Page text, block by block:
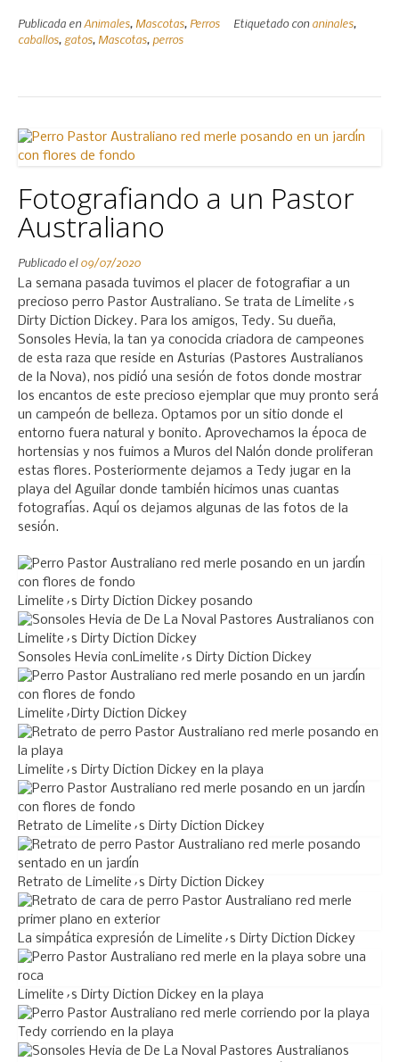
Publicada en Animales, Mascotas, Perros Etiquetado con aninales,
caballos, gatos, Mascotas, perros
Fotografiando a un Pastor
Australiano
Publicado el09/07/2020
La semana pasada tuvimos el placer de fotografiar a un
precioso perro Pastor Australiano. Se trata de Limelite´s
Dirty Diction Dickey. Para los amigos, Tedy. Su dueña,
Sonsoles Hevia, la tan ya conocida criadora de campeones
de esta raza que reside en Asturias (Pastores Australianos
de la Nova), nos pidió una sesión de fotos donde mostrar
los encantos de este precioso ejemplar que muy pronto será
un campeón de belleza. Optamos por un sitio donde el
entorno fuera natural y bonito. Aprovechamos la época de
hortensias y nos fuimos a Muros del Nalón donde proliferan
estas flores. Posteriormente dejamos a Tedy jugar en la
playa del Aguilar donde también hicimos unas cuantas
fotografías. Aquí os dejamos algunas de las fotos de la
sesión.
Limelite´s Dirty Diction Dickey posando
Sonsoles Hevia conLimelite´s Dirty Diction Dickey
Limelite´Dirty Diction Dickey
Limelite´s Dirty Diction Dickey en la playa
Retrato de Limelite´s Dirty Diction Dickey
Retrato de Limelite´s Dirty Diction Dickey
La simpática expresión de Limelite´s Dirty Diction Dickey
Limelite´s Dirty Diction Dickey en la playa
Tedy corriendo en la playa